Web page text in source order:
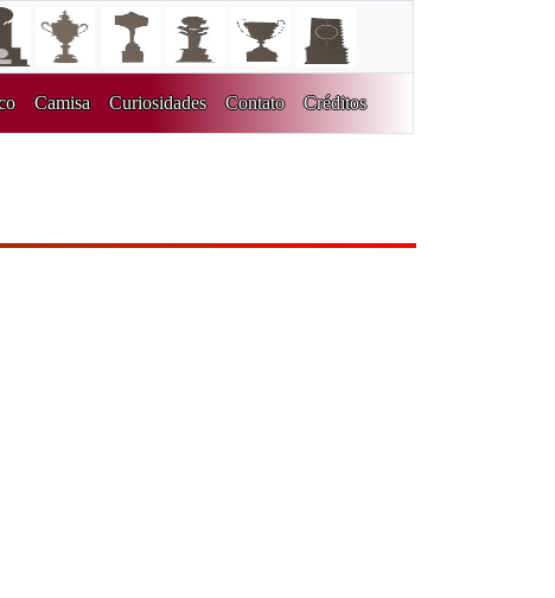
Camisa Curiosidades Contato Créditos